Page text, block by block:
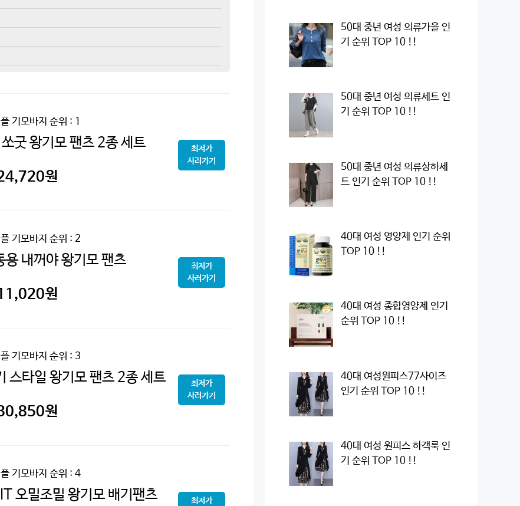
기모바지 순위 : 1
굿 왕기모 팬츠 2종 세트
원
최저가
사러가기
기모바지 순위 : 2
용 내꺼야 왕기모 팬츠
원
최저가
사러가기
기모바지 순위 : 3
스타일 왕기모 팬츠 2종 세트
원
최저가
사러가기
기모바지 순위 : 4
오밀조밀 왕기모 배기팬츠
최저가
50대 중년 여성 의류가을 인
기 순위 TOP 10 !!
50대 중년 여성 의류세트 인
기 순위 TOP 10 !!
50대 중년 여성 의류상하세
트 인기 순위 TOP 10 !!
40대 여성 영양제 인기 순위
TOP 10 !!
40대 여성 종합영양제 인기
순위 TOP 10 !!
40대 여성원피스77사이즈
인기 순위 TOP 10 !!
40대 여성 원피스 하객룩 인
기 순위 TOP 10 !!